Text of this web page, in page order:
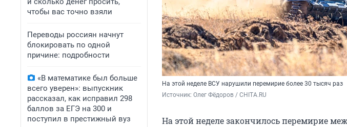
чтобы вас точно взяли
Переводы россиян начнут
блокировать по одной
причине: подробности
«В математике был больше
всего уверен»: выпускник
рассказал, как исправил 298
баллов за ЕГЭ на 300 и
поступил в престижный вуз
На этой неделе ВСУ нарушили перемирие более 30 тысяч раз
Источник: Олег Фёдоров / CHITA.RU
На этой неделе закончилось перемирие